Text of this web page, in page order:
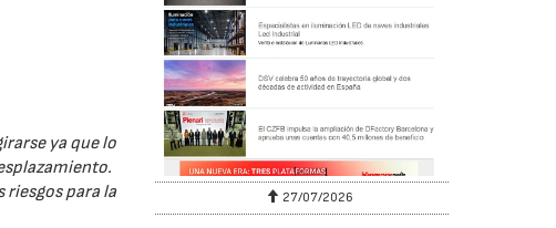
ya que lo
riesgos para la
07/2026 27/07/2026